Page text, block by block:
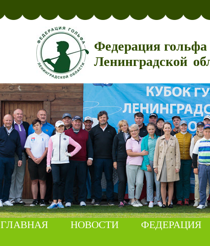
Федерация гольфа
Ленинградской
ГЛАВНАЯ НОВОСТИ ФЕДЕРАЦИЯ